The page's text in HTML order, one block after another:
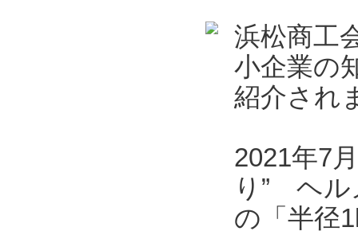
浜松商工
小企業の
紹介され
2021年7
り” ヘル
の「半径